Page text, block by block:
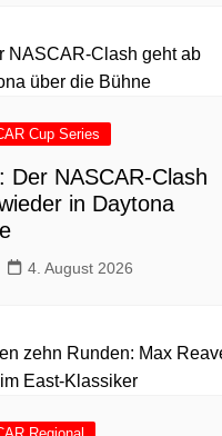
Cup Series
Der NASCAR-Clash
in Daytona
4. August 2026